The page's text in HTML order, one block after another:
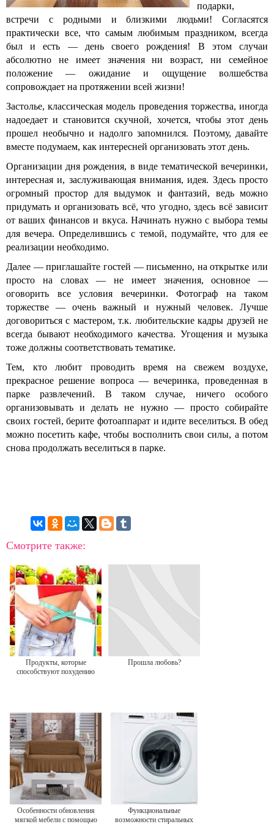
подарки,
встречи с родными и близкими людьми! Согласятся
практически все, что самым любимым праздником, всегда
был и есть — день своего рождения! В этом случаи
абсолютно не имеет значения ни возраст, ни семейное
положение — ожидание и ощущение волшебства
сопровождает на протяжении всей жизни!
Застолье, классическая модель проведения торжества, иногда
надоедает и становится скучной, хочется, чтобы этот день
прошел необычно и надолго запомнился. Поэтому, давайте
вместе подумаем, как интересней организовать этот день.
Организации дня рождения, в виде тематической вечеринки,
интересная и, заслуживающая внимания, идея. Здесь просто
огромный простор для выдумок и фантазий, ведь можно
придумать и организовать всё, что угодно, здесь всё зависит
от ваших финансов и вкуса. Начинать нужно с выбора темы
для вечера. Определившись с темой, подумайте, что для ее
реализации необходимо.
Далее — приглашайте гостей — письменно, на открытке или
просто на словах — не имеет значения, основное —
оговорить все условия вечеринки. Фотограф на таком
торжестве — очень важный и нужный человек. Лучше
договориться с мастером, т.к. любительские кадры друзей не
всегда бывают необходимого качества. Угощения и музыка
тоже должны соответствовать тематике.
Тем, кто любит проводить время на свежем воздухе,
прекрасное решение вопроса — вечеринка, проведенная в
парке развлечений. В таком случае, ничего особого
организовывать и делать не нужно — просто собирайте
своих гостей, берите фотоаппарат и идите веселиться. В обед
можно посетить кафе, чтобы восполнить свои силы, а потом
снова продолжать веселиться в парке.
Смотрите также:
Продукты, которые
способствуют похудению
Прошла любовь?
Особенности обновления
мягкой мебели с помощью
Функциональные
возможности стиральных